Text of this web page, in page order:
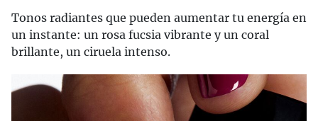
Tonos radiantes que pueden aumentar tu energía en
un instante: un rosa fucsia vibrante y un coral
brillante, un ciruela intenso.